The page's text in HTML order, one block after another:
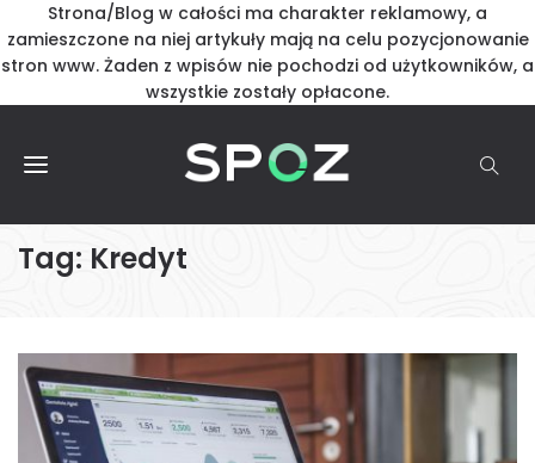
Strona/Blog w całości ma charakter reklamowy, a
zamieszczone na niej artykuły mają na celu pozycjonowanie
stron www. Żaden z wpisów nie pochodzi od użytkowników, a
wszystkie zostały opłacone.
Tag: Kredyt